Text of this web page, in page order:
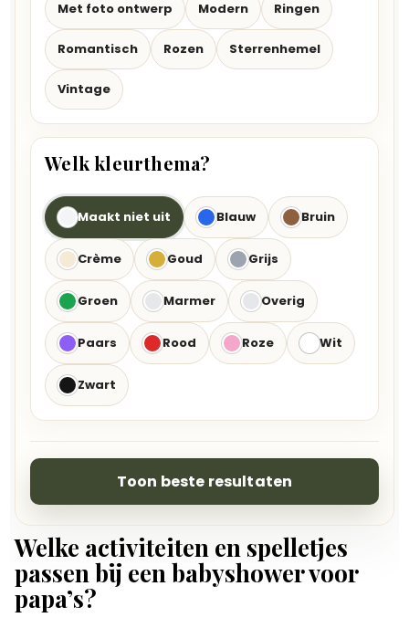
Met foto ontwerp Modern Ringen
Romantisch Rozen Sterrenhemel
Vintage
Welk kleurthema?
Maakt niet uit Blauw Bruin
Crème Goud Grijs
Groen Marmer Overig
Paars Rood Roze Wit
Zwart
Toon beste resultaten
Welke activiteiten en spelletjes
passen bij een babyshower voor
papa’s?